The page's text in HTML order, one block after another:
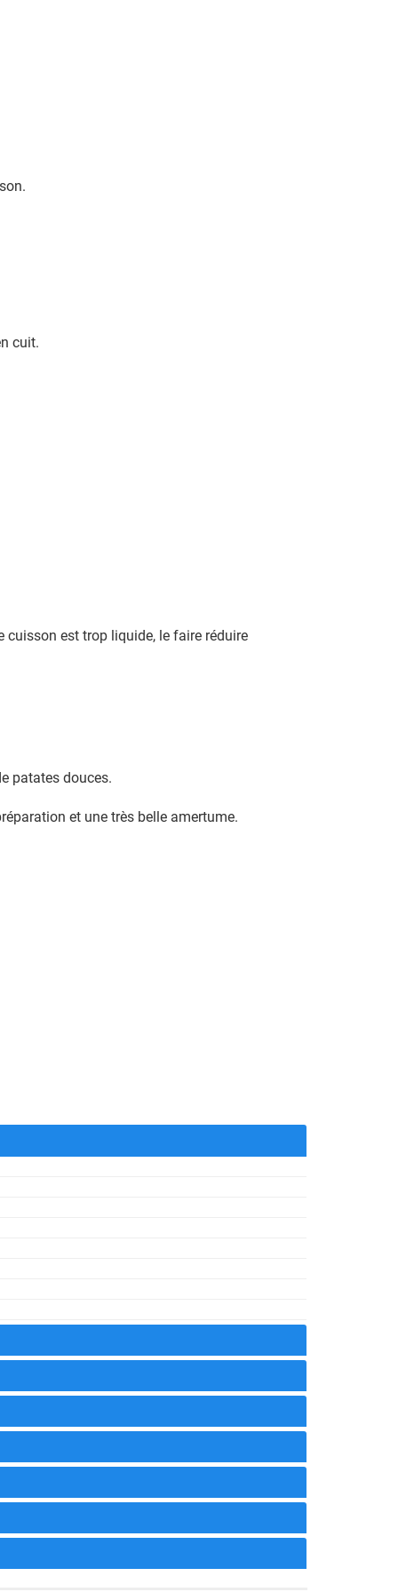
cuit.
cuisson est trop liquide, le faire réduire
patates douces.
et une très belle amertume.